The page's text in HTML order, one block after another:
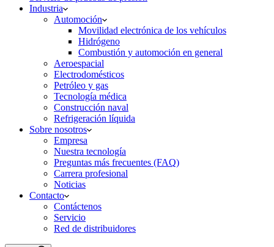
Industria
Automoción
Movilidad electrónica de los vehículos
Hidrógeno
Combustión y automoción en general
Aeroespacial
Electrodomésticos
Petróleo y gas
Tecnología médica
Construcción naval
Refrigeración líquida
Sobre nosotros
Empresa
Nuestra tecnología
Preguntas más frecuentes (FAQ)
Carrera profesional
Noticias
Contacto
Contáctenos
Servicio
Red de distribuidores